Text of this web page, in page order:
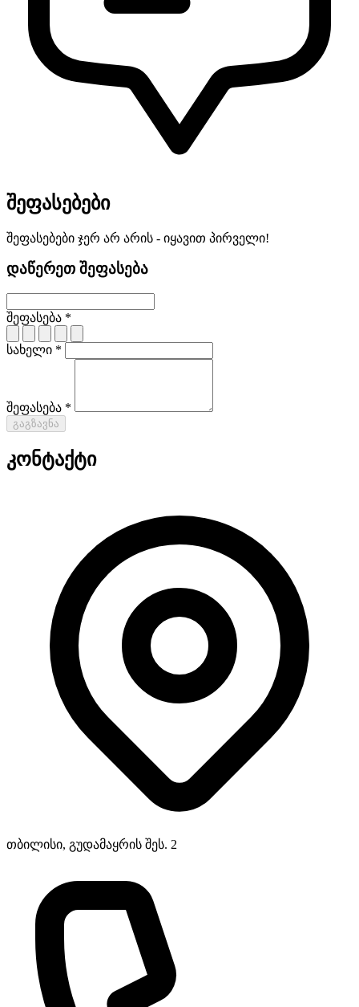
შეფასებები
შეფასებები ჯერ არ არის - იყავით პირველი!
დაწერეთ შეფასება
შეფასება *
სახელი *
შეფასება *
გაგზავნა
კონტაქტი
თბილისი, გუდამაყრის შეს. 2